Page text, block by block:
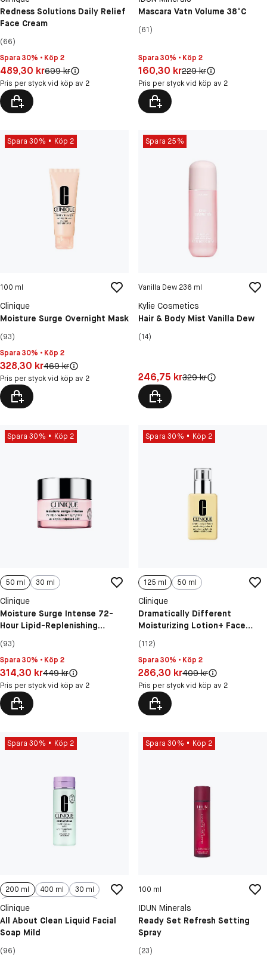
Redness Solutions Daily Relief
Face Cream
(66)
Spara 30% • Köp 2
Pris: 489,30 kr
489,30 krOriginal pris:
699 kr
Pris per styck vid köp av 2
Mascara Vatn Volume 38°C
(61)
Spara 30% • Köp 2
Pris: 160,30 kr
160,30 krOriginal pris:
229 kr
Pris per styck vid köp av 2
Spara 30% Köp 2
100 ml
Clinique
Moisture Surge Overnight Mask
(93)
Spara 30% • Köp 2
Pris: 328,30 kr
328,30 krOriginal pris:
469 kr
Pris per styck vid köp av 2
Spara 25%
Vanilla Dew 236 ml
Kylie Cosmetics
Hair & Body Mist Vanilla Dew
(14)
Pris: 246,75 kr
246,75 krOriginal pris:
329 kr
Spara 30% Köp 2
50 ml 30 ml
Clinique
Moisture Surge Intense 72-
Hour Lipid-Replenishing
(93)
Spara 30% • Köp 2
Pris: 314,30 kr
314,30 krOriginal pris:
449 kr
Pris per styck vid köp av 2
Spara 30% Köp 2
125 ml 50 ml
Clinique
Dramatically Different
Moisturizing Lotion+ Face
(112)
Spara 30% • Köp 2
Pris: 286,30 kr
286,30 krOriginal pris:
409 kr
Pris per styck vid köp av 2
Spara 30% Köp 2
200 ml 400 ml
30 ml
Clinique
All About Clean Liquid Facial
Soap Mild
(96)
Spara 30% Köp 2
100 ml
IDUN Minerals
Ready Set Refresh Setting
Spray
(23)